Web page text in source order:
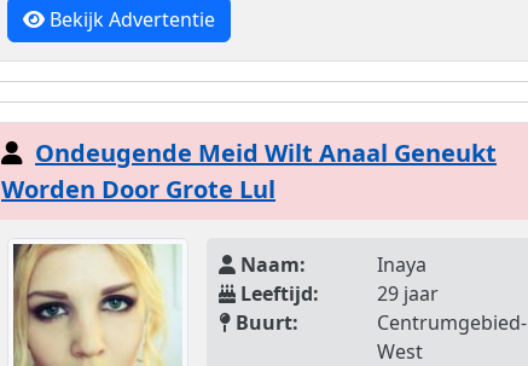
Bekijk Advertentie
Ondeugende Meid Wilt Anaal Geneukt
Worden Door Grote Lul
Naam:
Inaya
Leeftijd:
29 jaar
Buurt:
Centrumgebied-
West